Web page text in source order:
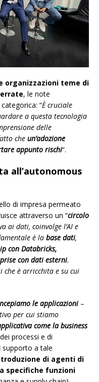
organizzazioni teme di
, le note
“È cruciale
a questa tecnologia
delle
che un’adozione
appunto rischi“.
all’autonomous
di impresa permeato
attraverso un “circolo
ai dati, coinvolge l’AI e
è la base dati,
con Databricks,
con dati esterni.
che è arricchita e su cui
le applicazioni–
per cui stiamo
come la business
processi e di
supporto a tale
di agenti di
specifiche funzioni